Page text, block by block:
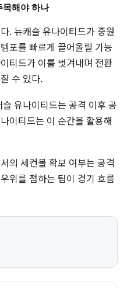
목해야 하나
. 뉴캐슬 유나이티드가 중원
포를 빠르게 끌어올릴 가능
티드가 이를 벗겨내며 전환
수 있다.
유나이티드는 공격 이후 공
이티드는 이 순간을 활용해
의 세컨볼 확보 여부는 공격
위를 점하는 팀이 경기 흐름